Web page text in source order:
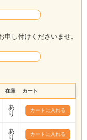
買いがお買い得
ければ割引が表
は価格が変更に
購入ください。
昆布を新しくご
し付けくださいませ。
在庫 カート
あ
り
あ
り